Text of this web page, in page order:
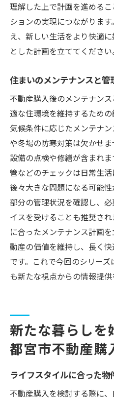
理解した上で計画を進める
ションの実現につながりま
え、新しい生活をより快適
とした計画を立ててください
住まいのメンテナンスと管
不動産購入後のメンテナン
適な住環境を維持するため
気候条件に応じたメンテナ
や冬場の防寒対策は欠かせ
設備の点検や修繕が含まれ
管などのチェックは日常生
後々大きな問題になる可能
部分の管理状況を確認し、
イスを受けることも推奨さ
に合ったメンテナンス計画
動産の価値を維持し、長く
です。これで今回のシリー
も新たな視点からの情報提供
新たな暮らしを
都宮市不動産購
ライフスタイルに合った物
不動産購入を検討する際に